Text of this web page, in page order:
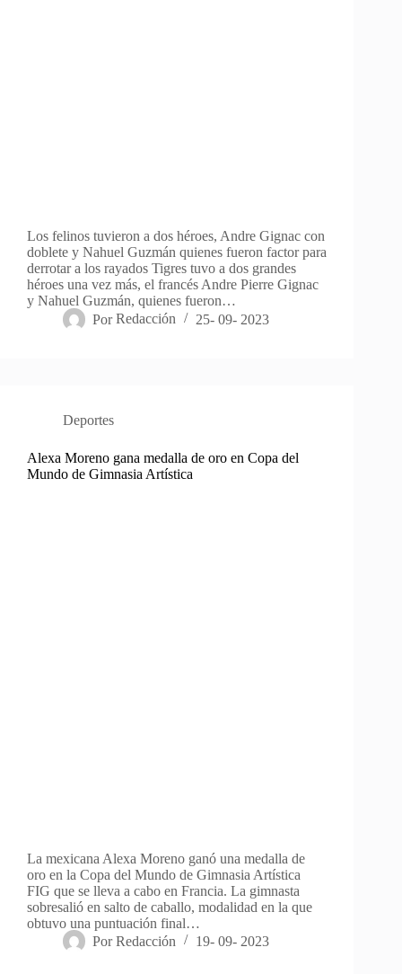
Los felinos tuvieron a dos héroes, Andre Gignac con
doblete y Nahuel Guzmán quienes fueron factor para
derrotar a los rayados Tigres tuvo a dos grandes
héroes una vez más, el francés Andre Pierre Gignac
y Nahuel Guzmán, quienes fueron…
Por Redacción 25- 09- 2023
Deportes
Alexa Moreno gana medalla de oro en Copa del
Mundo de Gimnasia Artística
La mexicana Alexa Moreno ganó una medalla de
oro en la Copa del Mundo de Gimnasia Artística
FIG que se lleva a cabo en Francia. La gimnasta
sobresalió en salto de caballo, modalidad en la que
obtuvo una puntuación final…
Por Redacción 19- 09- 2023